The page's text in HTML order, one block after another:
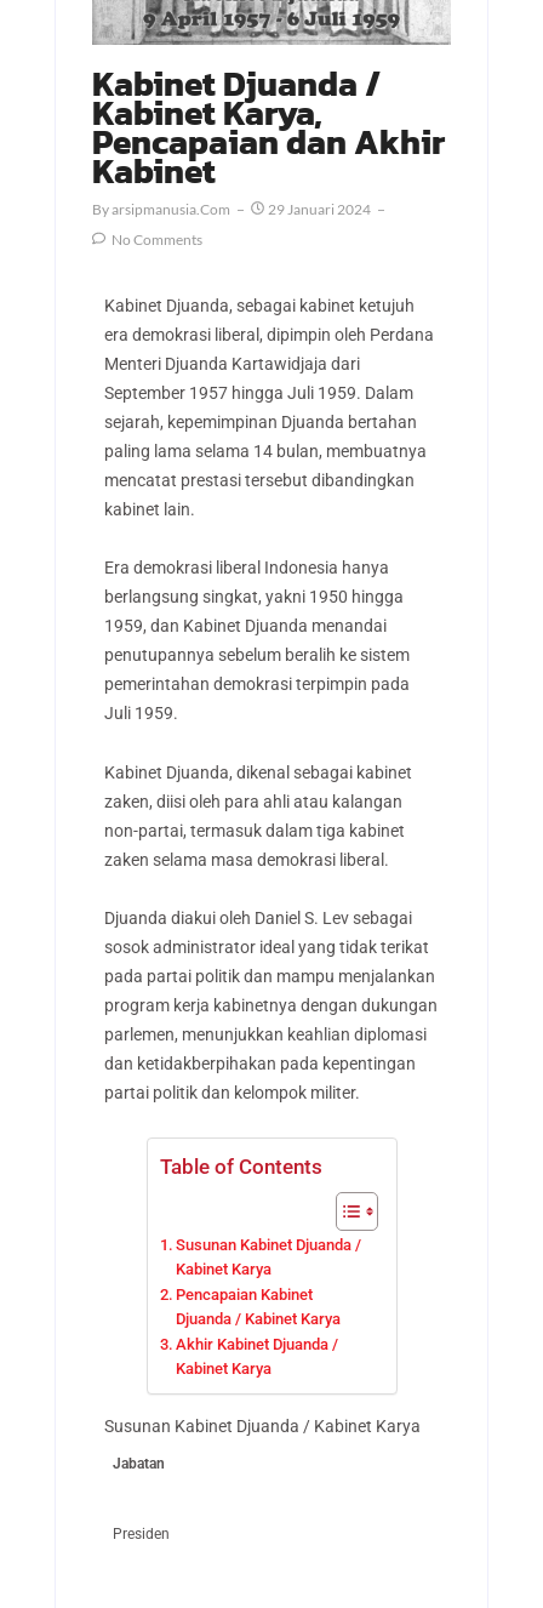
Kabinet Djuanda /
Kabinet Karya,
Pencapaian dan Akhir
Kabinet
ByArsipmanusia.com
29 Januari 2024
No Comments
Kabinet Djuanda, sebagai kabinet ketujuh
era demokrasi liberal, dipimpin oleh Perdana
Menteri Djuanda Kartawidjaja dari
September 1957 hingga Juli 1959. Dalam
sejarah, kepemimpinan Djuanda bertahan
paling lama selama 14 bulan, membuatnya
mencatat prestasi tersebut dibandingkan
kabinet lain.
Era demokrasi liberal Indonesia hanya
berlangsung singkat, yakni 1950 hingga
1959, dan Kabinet Djuanda menandai
penutupannya sebelum beralih ke sistem
pemerintahan demokrasi terpimpin pada
Juli 1959.
Kabinet Djuanda, dikenal sebagai kabinet
zaken, diisi oleh para ahli atau kalangan
non-partai, termasuk dalam tiga kabinet
zaken selama masa demokrasi liberal.
Djuanda diakui oleh Daniel S. Lev sebagai
sosok administrator ideal yang tidak terikat
pada partai politik dan mampu menjalankan
program kerja kabinetnya dengan dukungan
parlemen, menunjukkan keahlian diplomasi
dan ketidakberpihakan pada kepentingan
partai politik dan kelompok militer.
Table of Contents
Susunan Kabinet Djuanda /
Kabinet Karya
Pencapaian Kabinet
Djuanda / Kabinet Karya
Akhir Kabinet Djuanda /
Kabinet Karya
Susunan Kabinet Djuanda / Kabinet Karya
Jabatan
Presiden